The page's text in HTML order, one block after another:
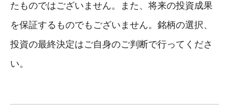
たものではございません。また、将来の投資成果
を保証するものでもございません。銘柄の選択、
投資の最終決定はご自身のご判断で行ってくださ
い。